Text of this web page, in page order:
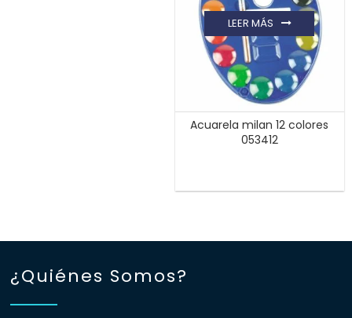
Acuarela milan 12 colores
053412
LEER MÁS
¿Quiénes Somos?